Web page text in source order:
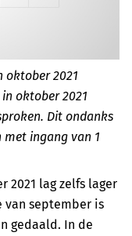
oktober 2021
oktober 2021
Dit ondanks
ingang van 1
2021 lag zelfs lager
van september is
gedaald. In de